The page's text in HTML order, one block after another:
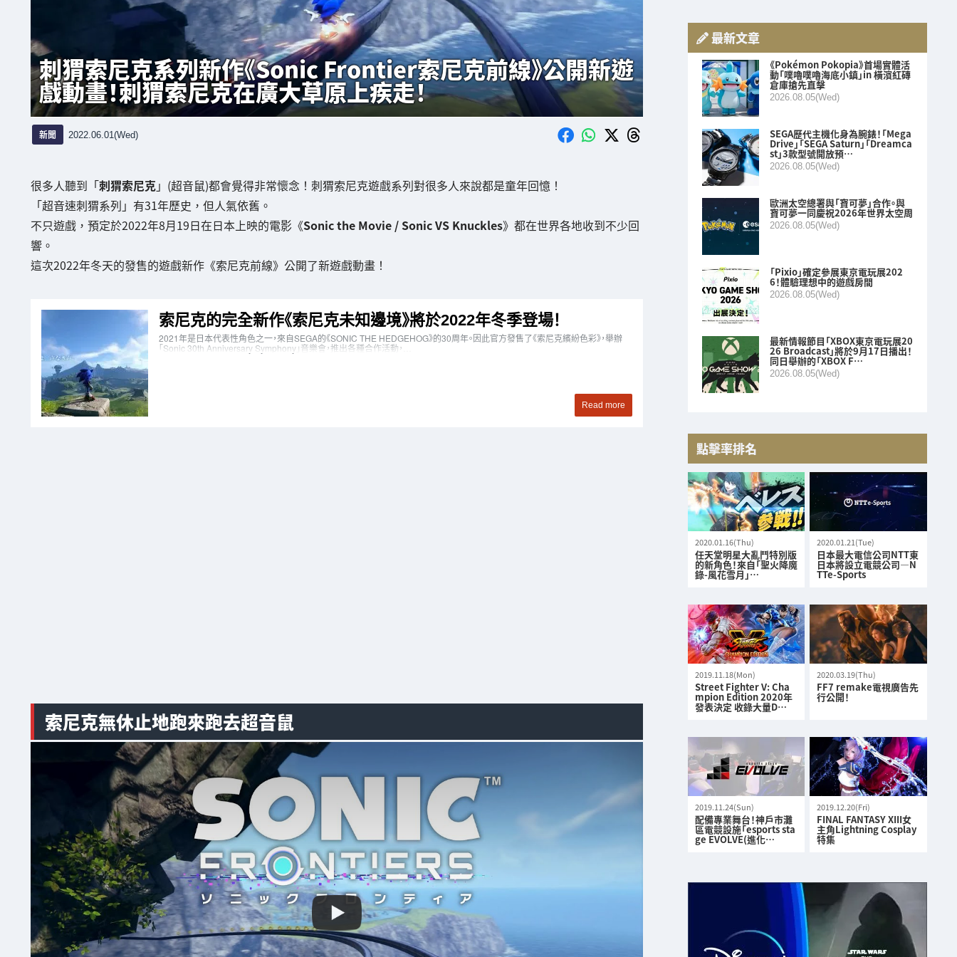
刺猬索尼克系列新作《Sonic Frontier索尼克前線》公開新遊
戲動畫！刺猬索尼克在廣大草原上疾走！
新聞 2022.06.01(Wed)
很多人聽到「刺猬索尼克」(超音鼠)都會覺得非常懷念！刺猬索尼克遊戲系列對很多人來說都是童年回憶！
「超音速刺猬系列」有31年歷史，但人氣依舊。
不只遊戲，預定於2022年8月19日在日本上映的電影《Sonic the Movie / Sonic VS Knuckles》都在世界各地收到不少回
響。
這次2022年冬天的發售的遊戲新作《索尼克前線》公開了新遊戲動畫！
索尼克無休止地跑來跑去超音鼠
最新文章
《Pokémon Pokopia》首場實體活
動「噗嚕噗嚕海底小鎮」in 橫濱紅磚
倉庫搶先直擊
2026.08.05(Wed)
SEGA歷代主機化身為腕錶！「Mega
Drive」「SEGA Saturn」「Dreamca
st」3款型號開放預…
2026.08.05(Wed)
歐洲太空總署與「寶可夢」合作。與
寶可夢一同慶祝2026年世界太空周
2026.08.05(Wed)
「Pixio」確定參展東京電玩展202
6！體驗理想中的遊戲房間
2026.08.05(Wed)
最新情報節目「XBOX東京電玩展20
26 Broadcast」將於9月17日播出！
同日舉辦的「XBOX F…
2026.08.05(Wed)
點擊率排名
2020.01.16(Thu)
任天堂明星大亂鬥特別版
的新角色！來自「聖火降魔
錄-風花雪月」…
2020.01.21(Tue)
日本最大電信公司NTT東
日本將設立電競公司—N
TTe-Sports
2019.11.18(Mon)
Street Fighter V: Cha
mpion Edition 2020年
發表決定 收錄大量D…
2020.03.19(Thu)
FF7 remake電視廣告先
行公開！
2019.11.24(Sun)
配備專業舞台！神戶市灘
區電競設施「esports sta
ge EVOLVE(進化…
2019.12.20(Fri)
FINAL FANTASY XIII女
主角Lightning Cosplay
特集